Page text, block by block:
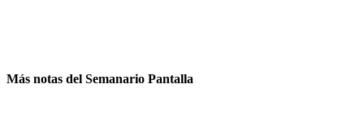
Más notas del Semanario Pantalla